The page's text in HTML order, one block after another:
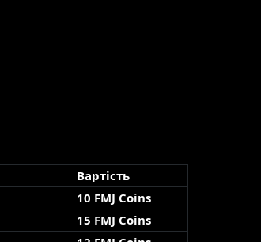
Вартість
10 FMJ Coins
15 FMJ Coins